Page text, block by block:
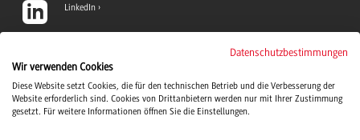
LinkedIn
YouTube
Datenschutzbestimmungen
Wir verwenden Cookies
Diese Website setzt Cookies, die für den technischen Betrieb und die Verbesserung der
Website erforderlich sind. Cookies von Drittanbietern werden nur mit Ihrer Zustimmung
gesetzt. Für weitere Informationen öffnen Sie die Einstellungen.